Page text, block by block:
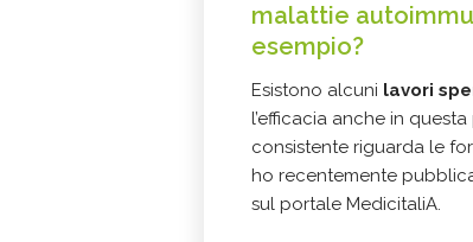
malattie
esempio?
Esistono alcuni lavori
l’efficacia anche in
consistente riguarda le
ho recentemente
sul portale MedicitaliA.